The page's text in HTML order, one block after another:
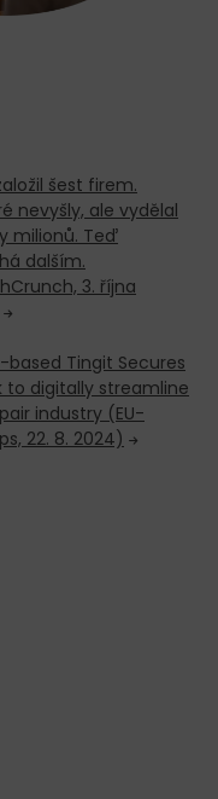
šest firem.
nevyšly, ale vydělal
milionů. Teď
dalším.
3. října
based Tingit Secures
to digitally streamline
industry (EU-
22. 8. 2024)